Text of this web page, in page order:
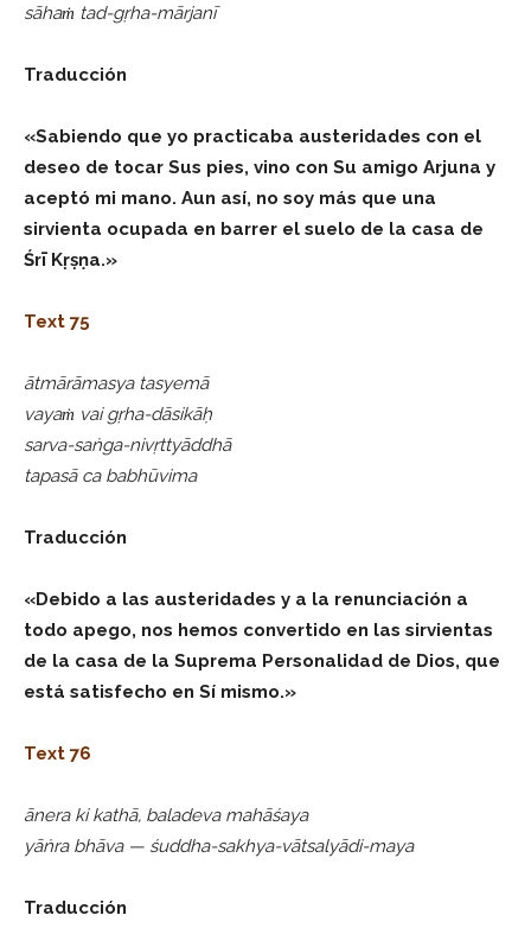
sāhaṁ tad-gṛha-mārjanī
Traducción
«Sabiendo que yo practicaba austeridades con el
deseo de tocar Sus pies, vino con Su amigo Arjuna y
aceptó mi mano. Aun así, no soy más que una
sirvienta ocupada en barrer el suelo de la casa de
Śrī Kṛṣṇa.»
Text 75
ātmārāmasya tasyemā
vayaṁ vai gṛha-dāsikāḥ
sarva-saṅga-nivṛttyāddhā
tapasā ca babhūvima
Traducción
«Debido a las austeridades y a la renunciación a
todo apego, nos hemos convertido en las sirvientas
de la casa de la Suprema Personalidad de Dios, que
está satisfecho en Sí mismo.»
Text 76
ānera ki kathā, baladeva mahāśaya
yāṅra bhāva — śuddha-sakhya-vātsalyādi-maya
Traducción